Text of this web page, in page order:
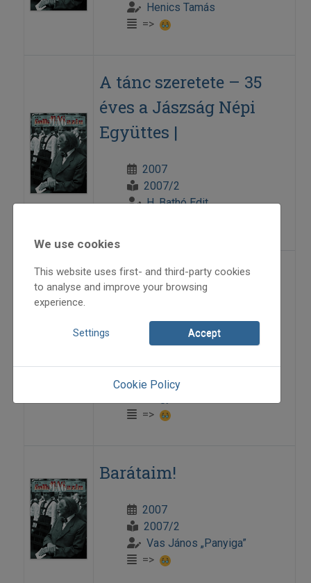
Henics Tamás
=>
A tánc szeretete – 35
éves a Jászság Népi
Együttes |
2007
2007/2
H. Bathó Edit
A XVIII. Országos
Békéscsabán
2007
2007/2
=>
Barátaim!
2007
2007/2
Vas János „Panyiga”
=>
We use cookies
This website uses first- and third-party cookies
to analyse and improve your browsing
experience.
Settings Accept
Cookie Policy